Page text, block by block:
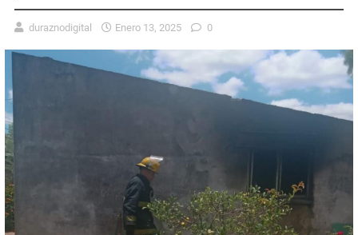
duraznodigital Enero 13, 2025 0